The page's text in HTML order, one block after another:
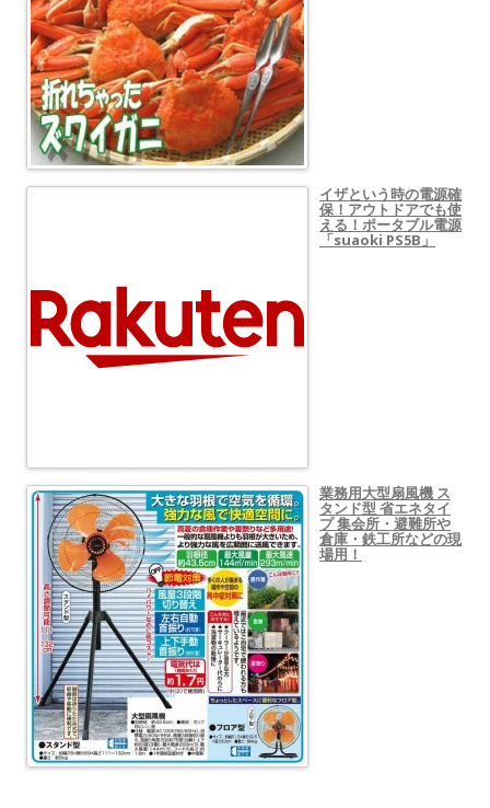
イザという時の電源確
保！アウトドアでも使
える！ポータブル電源
「suaoki PS5B」
業務用大型扇風機 ス
タンド型 省エネタイ
プ 集会所・避難所や
倉庫・鉄工所などの現
場用！